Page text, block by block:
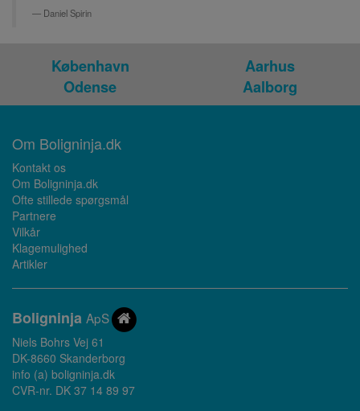
Daniel Spirin
København
Aarhus
Odense
Aalborg
Om Boligninja.dk
Kontakt os
Om Boligninja.dk
Ofte stillede spørgsmål
Partnere
Vilkår
Klagemulighed
Artikler
Boligninja ApS
Niels Bohrs Vej 61
DK-8660 Skanderborg
info (a) boligninja.dk
CVR-nr. DK 37 14 89 97